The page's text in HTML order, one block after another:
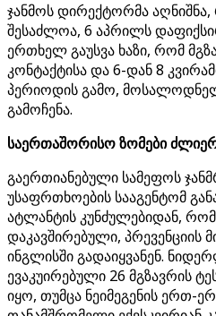
ჯანმოს დირექტორმა
შესაძლოა, 6 აპრილს
ერთხელ გაუსვა ხაზი, რომ
კონტაქტისა და 6-დან 8
პერიოდის გამო,
გამოჩენა.
საერთაშორისო ზომები
გაერთიანებული სამეფოს
უსაფრთხოების სააგენტომ
ატლანტის კუნძულებიდან,
დაკავშირებული, პრევენციის
ინგლისში გადაიყვანენ.
ევაკუირებული 26 მგზავრის
იყო, თუმცა ნეიმეგენის ერთ-